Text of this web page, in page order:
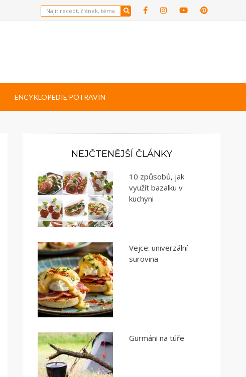
ENCYKLOPEDIE POTRAVIN
NEJČTENĚJŠÍ ČLÁNKY
10 způsobů, jak
využít bazalku v
kuchyni
Vejce: univerzální
surovina
Gurmáni na túře